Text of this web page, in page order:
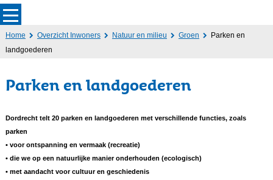
Home Overzicht Inwoners Natuur en milieu Groen
Parken en
landgoederen
Parken en landgoederen
Dordrecht telt 20 parken en landgoederen met verschillende functies, zoals
parken
• voor ontspanning en vermaak (recreatie)
• die we op een natuurlijke manier onderhouden (ecologisch)
• met aandacht voor cultuur en geschiedenis